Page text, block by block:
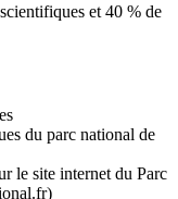
et 40 % de
du parc national de
le site internet du Parc